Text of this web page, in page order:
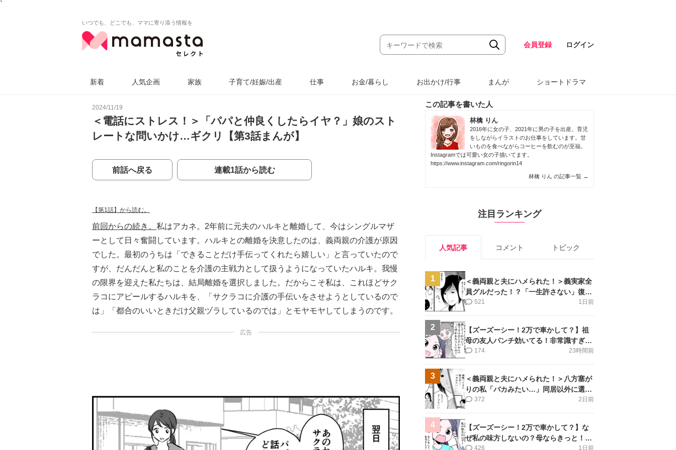
`
いつでも、どこでも、ママに寄り添う情報を
会員登録 ログイン
新着 人気企画 家族 子育て/妊娠/出産 仕事 お金/暮らし お出かけ/行事 まんが ショートドラマ
2024/11/19
＜電話にストレス！＞「パパと仲良くしたらイヤ？」娘のスト
レートな問いかけ…ギクリ【第3話まんが】
前話へ戻る 連載1話から読む
【第1話】から読む。
前回からの続き。 私はアカネ。2年前に元夫のハルキと離婚して、今はシングルマザ
ーとして日々奮闘しています。ハルキとの離婚を決意したのは、義両親の介護が原因
でした。最初のうちは「できることだけ手伝ってくれたら嬉しい」と言っていたので
すが、だんだんと私のことを介護の主戦力として扱うようになっていたハルキ。我慢
の限界を迎えた私たちは、結局離婚を選択しました。だからこそ私は、これほどサク
ラコにアピールするハルキを、「サクラコに介護の手伝いをさせようとしているので
は」「都合のいいときだけ父親ヅラしているのでは」とモヤモヤしてしまうのです。
広告
この記事を書いた人
林檎 りん
2016年に女の子、2021年に男の子を出産。育児
をしながらイラストのお仕事をしています。甘
いものを食べながらコーヒーを飲むのが至福。
Instagramでは可愛い女の子描いてます。
https://www.instagram.com/ringorin14
林檎 りん の記事一覧 →
注目ランキング
人気記事 コメント トピック
1
＜義両親と夫にハメられた！＞義実家全
員グルだった！？「一生許さない」復讐
誓った私【第6話まんが】
1日前
521
2
【ズーズーシー！2万で車かして？】祖
母の友人パンチ効いてる！非常識すぎ＜
第18話＞#4コマ母道場
23時間前
174
3
＜義両親と夫にハメられた！＞八方塞が
りの私「バカみたい…」同居以外に選択
肢がない【第5話まんが】
2日前
372
4
【ズーズーシー！2万で車かして？】な
ぜ私の味方しないの？母ならきっと！＜
第17話＞#4コマ母道場
1日前
426